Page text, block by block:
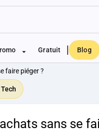
Gratuit Blog
faire piéger ?
sans se